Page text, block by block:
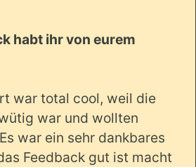
habt ihr von eurem
war total cool, weil die
war und wollten
war ein sehr dankbares
Feedback gut ist macht